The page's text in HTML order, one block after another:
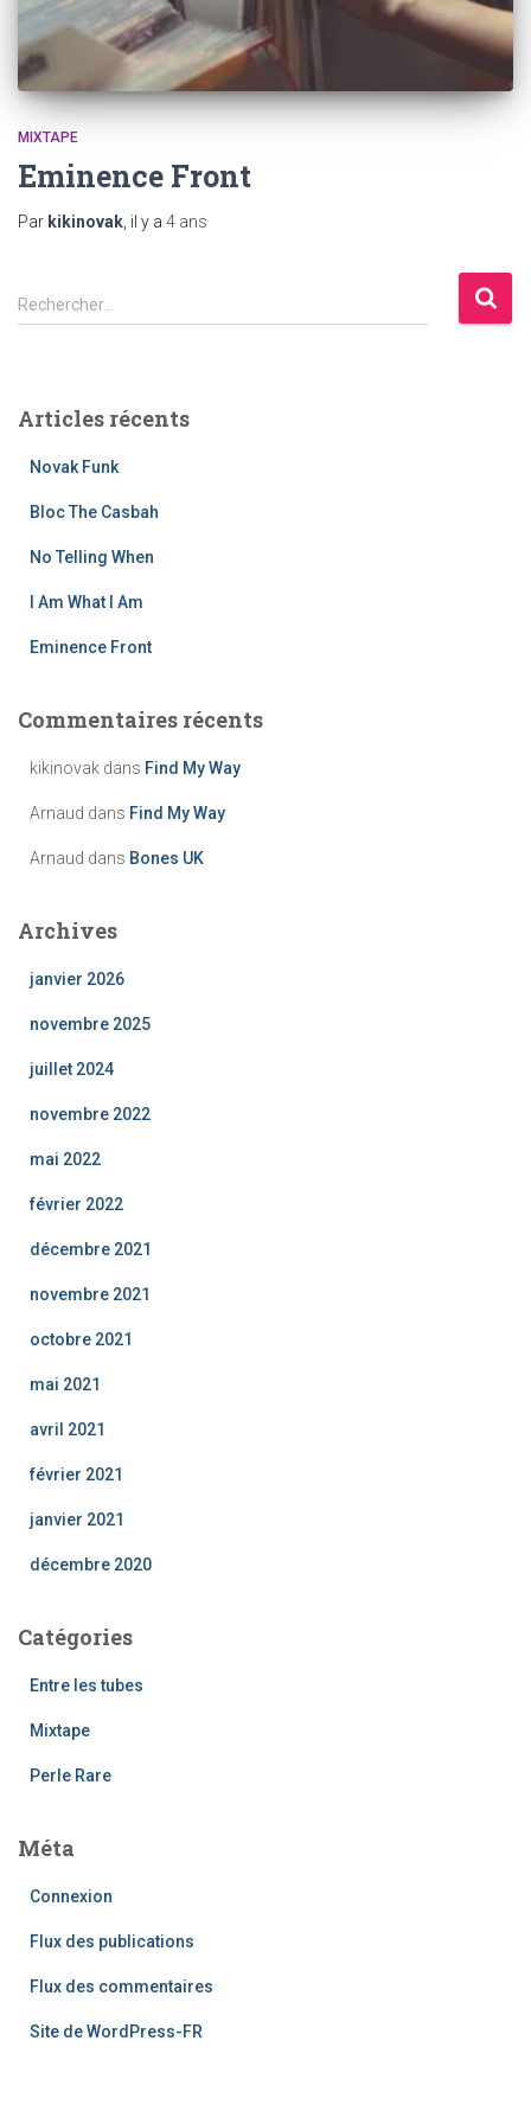
MIXTAPE
Eminence Front
Par kikinovak , il y a 4 ans
R
e
r
Rechercher…
Articles récents
Novak Funk
Bloc The Casbah
No Telling When
I Am What I Am
Eminence Front
Commentaires récents
kikinovak dans Find My Way
Arnaud dans Find My Way
Arnaud dans Bones UK
Archives
janvier 2026
novembre 2025
juillet 2024
novembre 2022
mai 2022
février 2022
décembre 2021
novembre 2021
octobre 2021
mai 2021
avril 2021
février 2021
janvier 2021
décembre 2020
Catégories
Entre les tubes
Mixtape
Perle Rare
Méta
Connexion
Flux des publications
Flux des commentaires
Site de WordPress-FR